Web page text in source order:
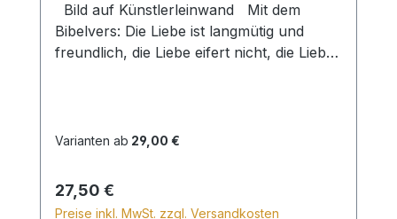
Bild auf Künstlerleinwand Mit dem
Bibelvers: Die Liebe ist langmütig und
freundlich, die Liebe eifert nicht, die Liebe
120cm wird für den Versand innerhalb
Höhe von 28,99€ berechnet. Für den
Versand ins Ausland beträgt der
Varianten ab 29,00 €
Regulärer Preis:
27,50 €
Preise inkl. MwSt. zzgl. Versandkosten